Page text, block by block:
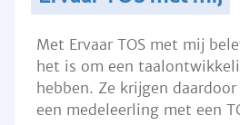
Met Ervaar TOS met mij
het is om een
hebben. Ze krijgen
een medeleerling met een